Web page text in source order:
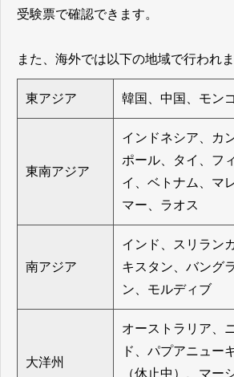
受験票で確認できます。
また、海外では以下の地域で行われま
東アジア 韓国、中国、モン
東南アジア
インドネシア、カ
ポール、タイ、フ
イ、ベトナム、マ
マー、ラオス
南アジア
インド、スリラン
キスタン、バング
ン、モルディブ
大洋州
オーストラリア、
ド、パプアニュー
（休止中）、マー